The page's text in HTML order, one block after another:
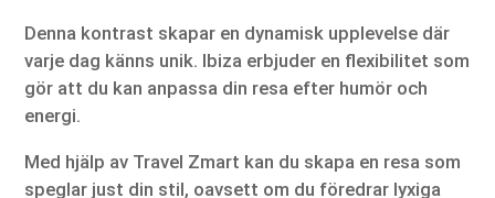
Denna kontrast skapar en dynamisk upplevelse där
varje dag känns unik. Ibiza erbjuder en flexibilitet som
gör att du kan anpassa din resa efter humör och
energi.
Med hjälp av Travel Zmart kan du skapa en resa som
speglar just din stil, oavsett om du föredrar lyxiga